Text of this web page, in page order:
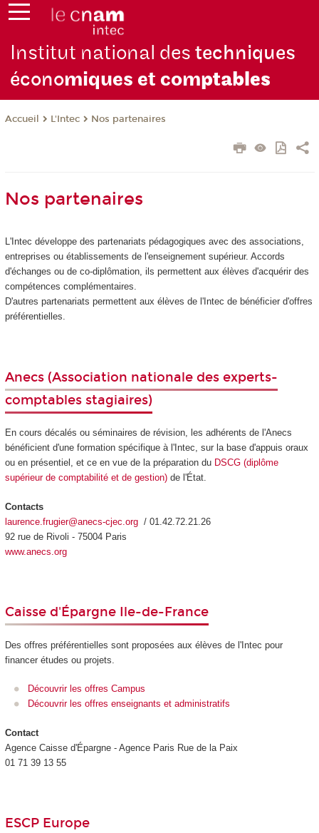
Institut national destechniques
économiques et comptables
Accueil L'Intec Nos partenaires
Nos partenaires
L'Intec développe des partenariats pédagogiques avec des associations,
entreprises ou établissements de l'enseignement supérieur. Accords
d'échanges ou de co-diplômation, ils permettent aux élèves d'acquérir des
compétences complémentaires.
D'autres partenariats permettent aux élèves de l'Intec de bénéficier d'offres
préférentielles.
Anecs (Association nationale des experts-
comptables stagiaires)
En cours décalés ou séminaires de révision, les adhérents de l'Anecs
bénéficient d'une formation spécifique à l'Intec, sur la base d'appuis oraux
ou en présentiel, et ce en vue de la préparation du DSCG (diplôme
supérieur de comptabilité et de gestion)de l'État.
Contacts
laurence.frugier@anecs-cjec.org / 01.42.72.21.26
92 rue de Rivoli - 75004 Paris
www.anecs.org
Caisse d'Épargne Ile-de-France
Des offres préférentielles sont proposées aux élèves de l'Intec pour
financer études ou projets.
Découvrir les offres Campus
Découvrir les offres enseignants et administratifs
Contact
Agence Caisse d'Épargne - Agence Paris Rue de la Paix
01 71 39 13 55
ESCP Europe